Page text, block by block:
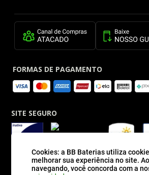
Cookies: a BB Baterias utiliza
melhorar sua experiência no site.
navegando, você concorda com a
FORMAS DE PAGAMENTO
SITE SEGURO